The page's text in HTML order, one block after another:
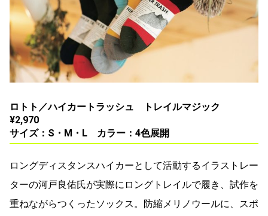
ロトト／ハイカートラッシュ トレイルマジック
¥2,970
サイズ：S・M・L カラー：4色展開
​​ロングディスタンスハイカーとして活動するイラストレー
ターの河戸良佑氏が実際にロングトレイルで履き、試作を
重ねながらつくったソックス。防縮メリノウールに、スポ